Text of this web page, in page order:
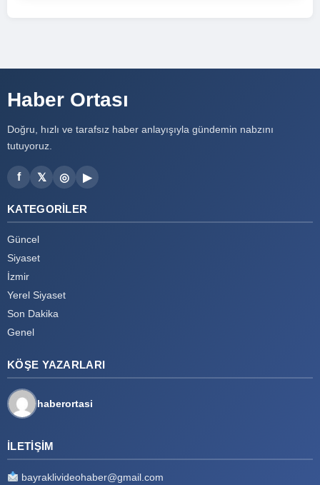
Haber Ortası
Doğru, hızlı ve tarafsız haber anlayışıyla gündemin nabzını
tutuyoruz.
f 𝕏 ◎ ▶
KATEGORILER
Güncel
Siyaset
İzmir
Yerel Siyaset
Son Dakika
Genel
KÖŞE YAZARLARI
haberortasi
İLETIŞIM
bayraklivideohaber@gmail.com